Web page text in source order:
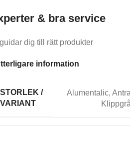
& bra service
dig till rätt produkter
information
STORLEK /
VARIANT
Alumentalic,
Klippgrå